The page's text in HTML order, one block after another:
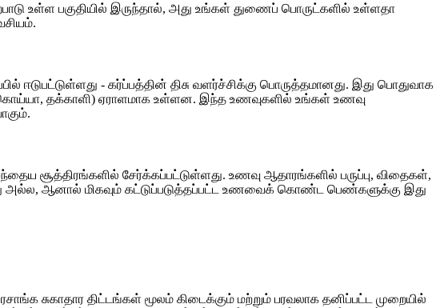
உள்ள பகுதியில் இருந்தால், அது உங்கள் துணைப் பொருட்களில் உள்ளதா
ஈடுபட்டுள்ளது - கர்ப்பத்தின் திசு வளர்ச்சிக்கு பொருத்தமானது. இது பொதுவாக
கொய்யா, தக்காளி) ஏராளமாக உள்ளன. இந்த உணவுகளில் உங்கள் உணவு
சூத்திரங்களில் சேர்க்கப்பட்டுள்ளது. உணவு ஆதாரங்களில் பருப்பு, விதைகள்,
அல்ல, ஆனால் மிகவும் கட்டுப்படுத்தப்பட்ட உணவைக் கொண்ட பெண்களுக்கு இது
சுகாதார திட்டங்கள் மூலம் கிடைக்கும் மற்றும் பரவலாக தனிப்பட்ட முறையில்